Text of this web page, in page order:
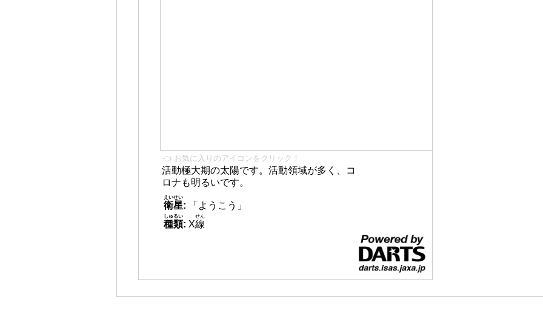
👈 お気に入りのアイコンをクリック！
活動極大期の太陽です。活動領域が多く、コ
ロナも明るいです。
衛星
えいせい
:
「ようこう」
種類
しゅるい
: X線
せん